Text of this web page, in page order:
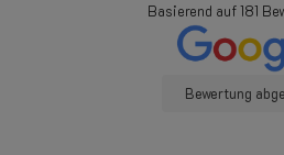
Basierend auf181
Bewertung